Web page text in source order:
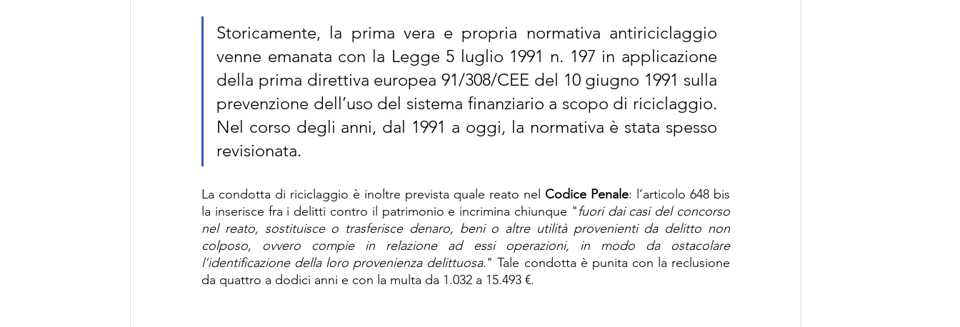
Storicamente, la prima vera e propria normativa antiriciclaggio
venne emanata con la Legge 5 luglio 1991 n. 197 in applicazione
della prima direttiva europea 91/308/CEE del 10 giugno 1991 sulla
prevenzione dell’uso del sistema finanziario a scopo di riciclaggio.
Nel corso degli anni, dal 1991 a oggi, la normativa è stata spesso
revisionata.
La condotta di riciclaggio è inoltre prevista quale reato nel Codice Penale: l’articolo 648 bis
la inserisce fra i delitti contro il patrimonio e incrimina chiunque "fuori dai casi del concorso
nel reato, sostituisce o trasferisce denaro, beni o altre utilità provenienti da delitto non
colposo, ovvero compie in relazione ad essi operazioni, in modo da ostacolare
l'identificazione della loro provenienza delittuosa." Tale condotta è punita con la reclusione
da quattro a dodici anni e con la multa da 1.032 a 15.493 €.